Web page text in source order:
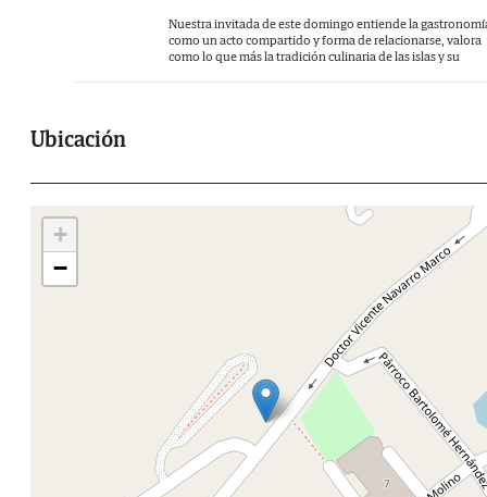
Nuestra invitada de este domingo entiende la
como un acto compartido y forma de relacionarse, valora
como lo que más la tradición culinaria de las islas y su
Ubicación
+
−